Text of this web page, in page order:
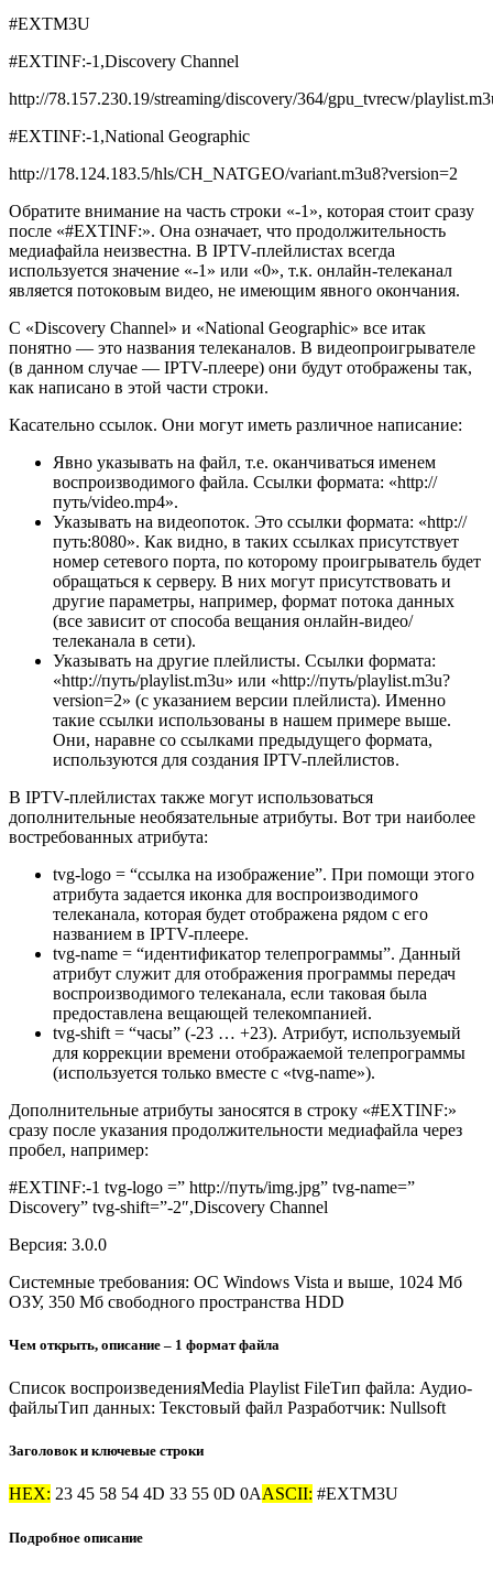
#EXTM3U
#EXTINF:-1,Discovery Channel
http://78.157.230.19/streaming/discovery/364/gpu_tvrecw/
#EXTINF:-1,National Geographic
http://178.124.183.5/hls/CH_NATGEO/variant.m3u8?version=2
Обратите внимание на часть строки «-1», которая стоит сразу
после «#EXTINF:». Она означает, что продолжительность
медиафайла неизвестна. В IPTV-плейлистах всегда
используется значение «-1» или «0», т.к. онлайн-телеканал
является потоковым видео, не имеющим явного окончания.
С «Discovery Channel» и «National Geographic» все итак
понятно — это названия телеканалов. В видеопроигрывателе
(в данном случае — IPTV-плеере) они будут отображены так,
как написано в этой части строки.
Касательно ссылок. Они могут иметь различное написание:
Явно указывать на файл, т.е. оканчиваться именем
воспроизводимого файла. Ссылки формата: «http://
путь/video.mp4».
Указывать на видеопоток. Это ссылки формата: «http://
путь:8080». Как видно, в таких ссылках присутствует
номер сетевого порта, по которому проигрыватель будет
обращаться к серверу. В них могут присутствовать и
другие параметры, например, формат потока данных
(все зависит от способа вещания онлайн-видео/
телеканала в сети).
Указывать на другие плейлисты. Ссылки формата:
«http://путь/playlist.m3u» или «http://путь/playlist.m3u?
version=2» (с указанием версии плейлиста). Именно
такие ссылки использованы в нашем примере выше.
Они, наравне со ссылками предыдущего формата,
используются для создания IPTV-плейлистов.
В IPTV-плейлистах также могут использоваться
дополнительные необязательные атрибуты. Вот три наиболее
востребованных атрибута:
tvg-logo = “ссылка на изображение”. При помощи этого
атрибута задается иконка для воспроизводимого
телеканала, которая будет отображена рядом с его
названием в IPTV-плеере.
tvg-name = “идентификатор телепрограммы”. Данный
атрибут служит для отображения программы передач
воспроизводимого телеканала, если таковая была
предоставлена вещающей телекомпанией.
tvg-shift = “часы” (-23 … +23). Атрибут, используемый
для коррекции времени отображаемой телепрограммы
(используется только вместе с «tvg-name»).
Дополнительные атрибуты заносятся в строку «#EXTINF:»
сразу после указания продолжительности медиафайла через
пробел, например:
#EXTINF:-1 tvg-logo =” http://путь/img.jpg” tvg-name=”
Discovery” tvg-shift=”-2″,Discovery Channel
Версия: 3.0.0
Системные требования: ОС Windows Vista и выше, 1024 Мб
ОЗУ, 350 Мб свободного пространства HDD
Чем открыть, описание – 1 формат файла
Список воспроизведенияMedia Playlist FileТип файла: Аудио-
файлыТип данных: Текстовый файл Разработчик: Nullsoft
Заголовок и ключевые строки
HEX: 23 45 58 54 4D 33 55 0D 0AASCII: #EXTM3U
Подробное описание